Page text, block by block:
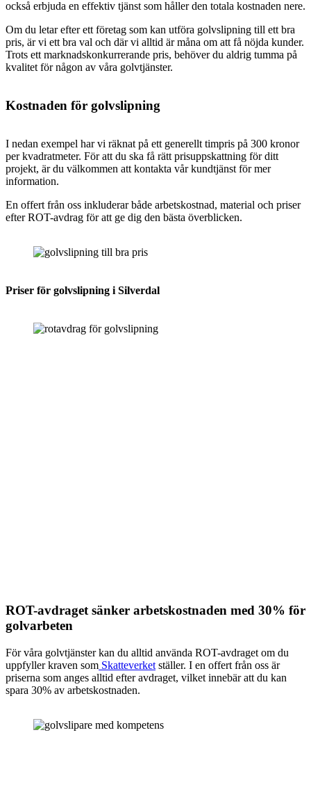
också erbjuda en effektiv tjänst som håller den totala kostnaden nere.
Om du letar efter ett företag som kan utföra golvslipning till ett bra
pris, är vi ett bra val och där vi alltid är måna om att få nöjda kunder.
Trots ett marknadskonkurrerande pris, behöver du aldrig tumma på
kvalitet för någon av våra golvtjänster.
Kostnaden för golvslipning
I nedan exempel har vi räknat på ett generellt timpris på 300 kronor
per kvadratmeter. För att du ska få rätt prisuppskattning för ditt
projekt, är du välkommen att kontakta vår kundtjänst för mer
information.
En offert från oss inkluderar både arbetskostnad, material och priser
efter ROT-avdrag för att ge dig den bästa överblicken.
Priser för golvslipning i Silverdal
ROT-avdraget sänker arbetskostnaden med 30% för
golvarbeten
För våra golvtjänster kan du alltid använda ROT-avdraget om du
uppfyller kraven som Skatteverket ställer. I en offert från oss är
priserna som anges alltid efter avdraget, vilket innebär att du kan
spara 30% av arbetskostnaden.